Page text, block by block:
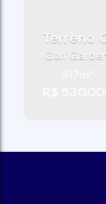
Terreno
Golf